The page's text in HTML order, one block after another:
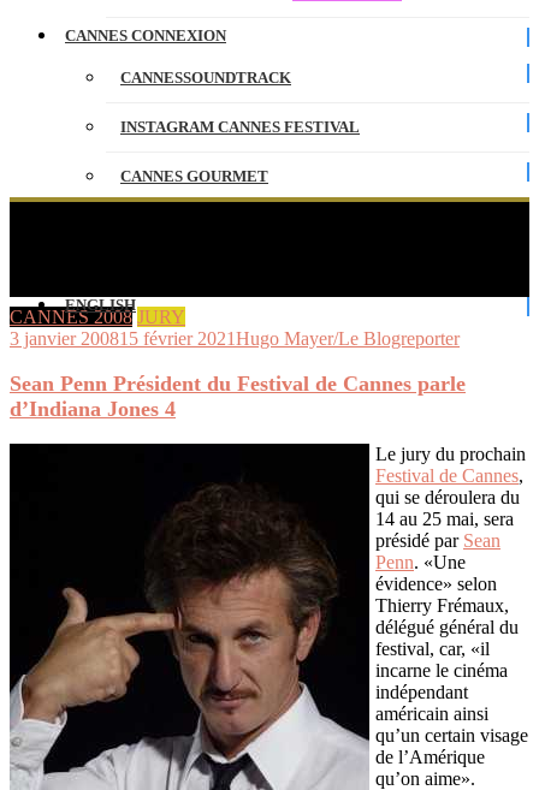
CANNES CONNEXION
CANNESSOUNDTRACK
INSTAGRAM CANNES FESTIVAL
CANNES GOURMET
ENGLISH
CANNES 2008 JURY
3 janvier 200815 février 2021Hugo Mayer/Le Blogreporter
Sean Penn Président du Festival de Cannes parle
d’Indiana Jones 4
Le jury du prochain
Festival de Cannes,
qui se déroulera du
14 au 25 mai, sera
présidé par Sean
Penn. «Une
évidence» selon
Thierry Frémaux,
délégué général du
festival, car, «il
incarne le cinéma
indépendant
américain ainsi
qu’un certain visage
de l’Amérique
qu’on aime».